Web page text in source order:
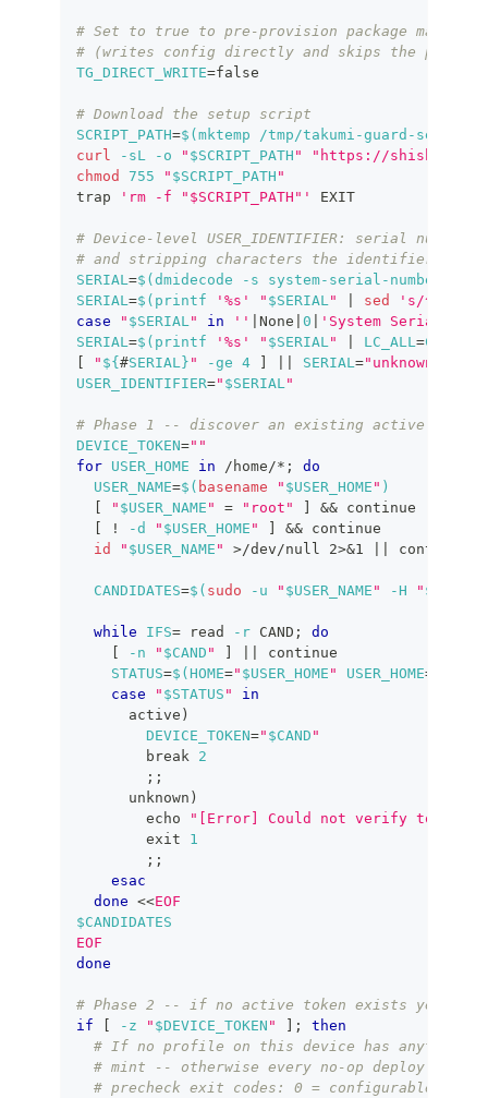
# Set to true to pre-provision package
# (writes config directly and skips the pre-
TG_DIRECT_WRITE=false
# Download the setup script
SCRIPT_PATH=$( mktemp /tmp/takumi-guard-
curl
-sL -o " $SCRIPT_PATH "
"https://shisho.dev/
chmod
755 " $SCRIPT_PATH "
trap
'rm -f "$SCRIPT_PATH"' EXIT
# Device-level USER_IDENTIFIER: serial
# and stripping characters the identifier does
SERIAL =$( dmidecode -s system-serial-number
SERIAL =$( printf '%s' " $SERIAL " sed
's/
case
" $SERIAL " in '' None 0
'System Serial
SERIAL =$( printf '%s' " $SERIAL " LC_ALL =C
" ${ #SERIAL} " -ge 4 SERIAL ="unknown-
USER_IDENTIFIER=" $SERIAL "
# Phase 1 -- discover an existing active token
DEVICE_TOKEN=""
for USER_HOME in /home/* ;
do
USER_NAME=$( basename " $USER_HOME " )
" $USER_NAME " = "root" && continue
! -d " $USER_HOME " && continue
id
" $USER_NAME " >/dev/null 2>&1 continue
CANDIDATES=$( sudo -u " $USER_NAME " -H "
while IFS= read -r CAND ;
do
-n " $CAND "
continue
STATUS=$( HOME=" $USER_HOME " USER_HOME=
case
" $STATUS "
in
      active
)
DEVICE_TOKEN=" $CAND "
break
2
; ;
      unknown
)
echo
"[Error] Could not verify token
exit
1
; ;
esac
done <<EOF
$CANDIDATES
EOF
done
# Phase 2 -- if no active token exists yet,
if
-z " $DEVICE_TOKEN " ;
then
# If no profile on this device has anything
# mint -- otherwise every no-op deploy
# precheck exit codes: 0 = configurable